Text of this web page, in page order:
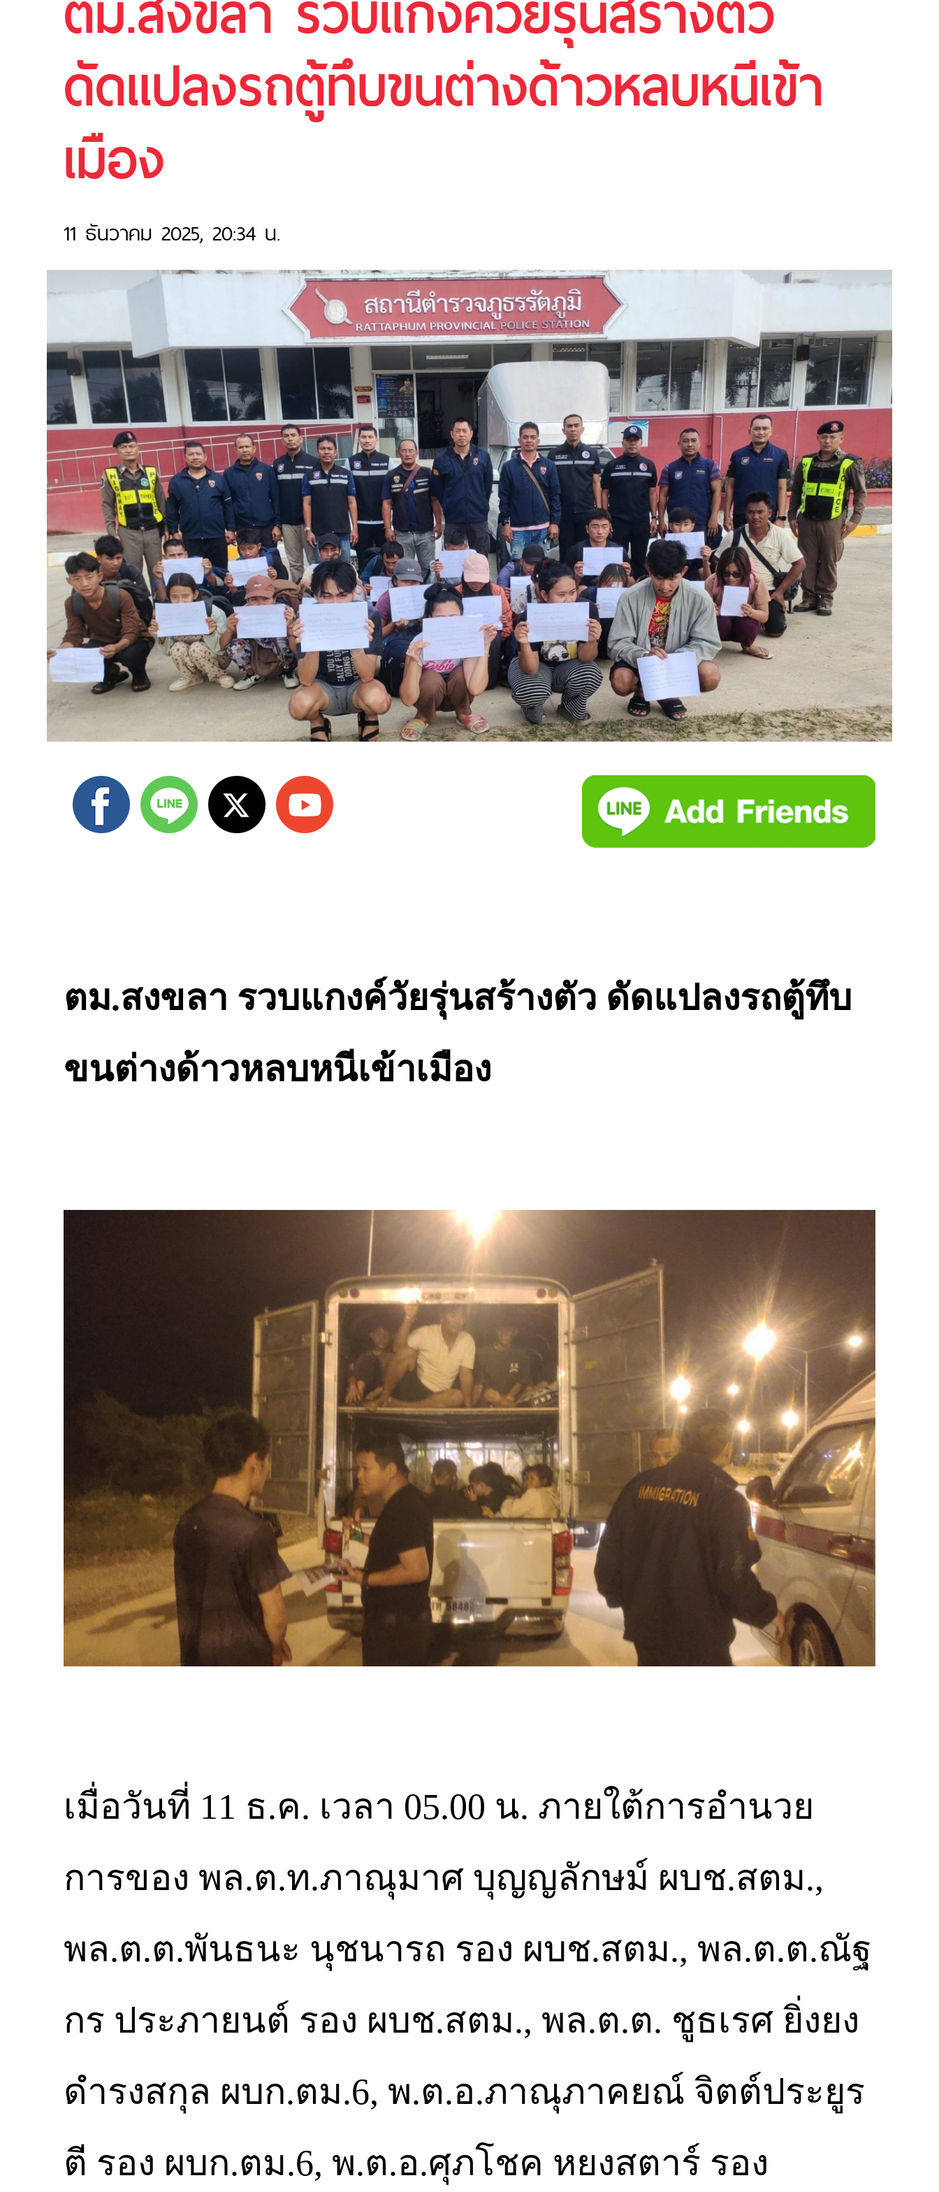
ดัดแปลงรถตู้ทึบขนต่างด้าวหลบหนีเข้า
เมือง
11 ธันวาคม 2025, 20:34 น.
ตม.สงขลา รวบแกงค์วัยรุ่นสร้างตัว ดัดแปลงรถตู้ทึบ
ขนต่างด้าวหลบหนีเข้าเมือง
เมื่อวันที่ 11 ธ.ค. เวลา 05.00 น. ภายใต้การอำนวย
การของ พล.ต.ท.ภาณุมาศ บุญญลักษม์ ผบช.สตม.,
พล.ต.ต.พันธนะ นุชนารถ รอง ผบช.สตม., พล.ต.ต.ณัฐ
กร ประภายนต์ รอง ผบช.สตม., พล.ต.ต. ชูธเรศ ยิ่งยง
ดำรงสกุล ผบก.ตม.6, พ.ต.อ.ภาณุภาคยณ์ จิตต์ประยูร
ตี รอง ผบก.ตม.6, พ.ต.อ.ศุภโชค หยงสตาร์ รอง